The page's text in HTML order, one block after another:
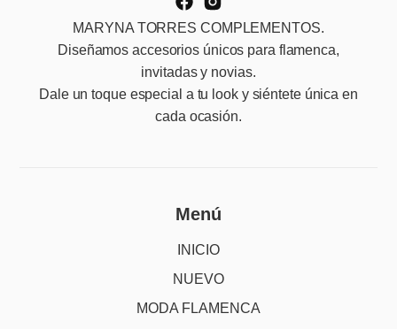
MARYNA TORRES COMPLEMENTOS.
Diseñamos accesorios únicos para flamenca,
invitadas y novias.
Dale un toque especial a tu look y siéntete única en
cada ocasión.
Menú
INICIO
NUEVO
MODA FLAMENCA